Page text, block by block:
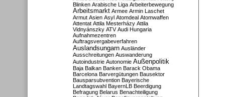
Blinken Arabische Liga Arbeiterbewegung
Arbeitsmarkt Armee Armin Laschet
Armut Asien Asyl Atomdeal Atomwaffen
Attentat Attila Mesterházy Attila
Vidnyánszky ATV Audi Hungaria
Aufnahmezentren
Auftragsvergabeverfahren
Auslandsungarn Ausländer
Ausschreitungen Auswanderung
Autoindustrie Autonomie Außenpolitik
Baja Balkan Banken Barack Obama
Barcelona Barvergütungen Bausektor
Bausparsubvention Bayerische
Landtagswahl BayernLB Beerdigung
Befragung Belarus Benachteiligung